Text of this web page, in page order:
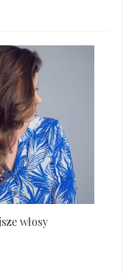
włosy